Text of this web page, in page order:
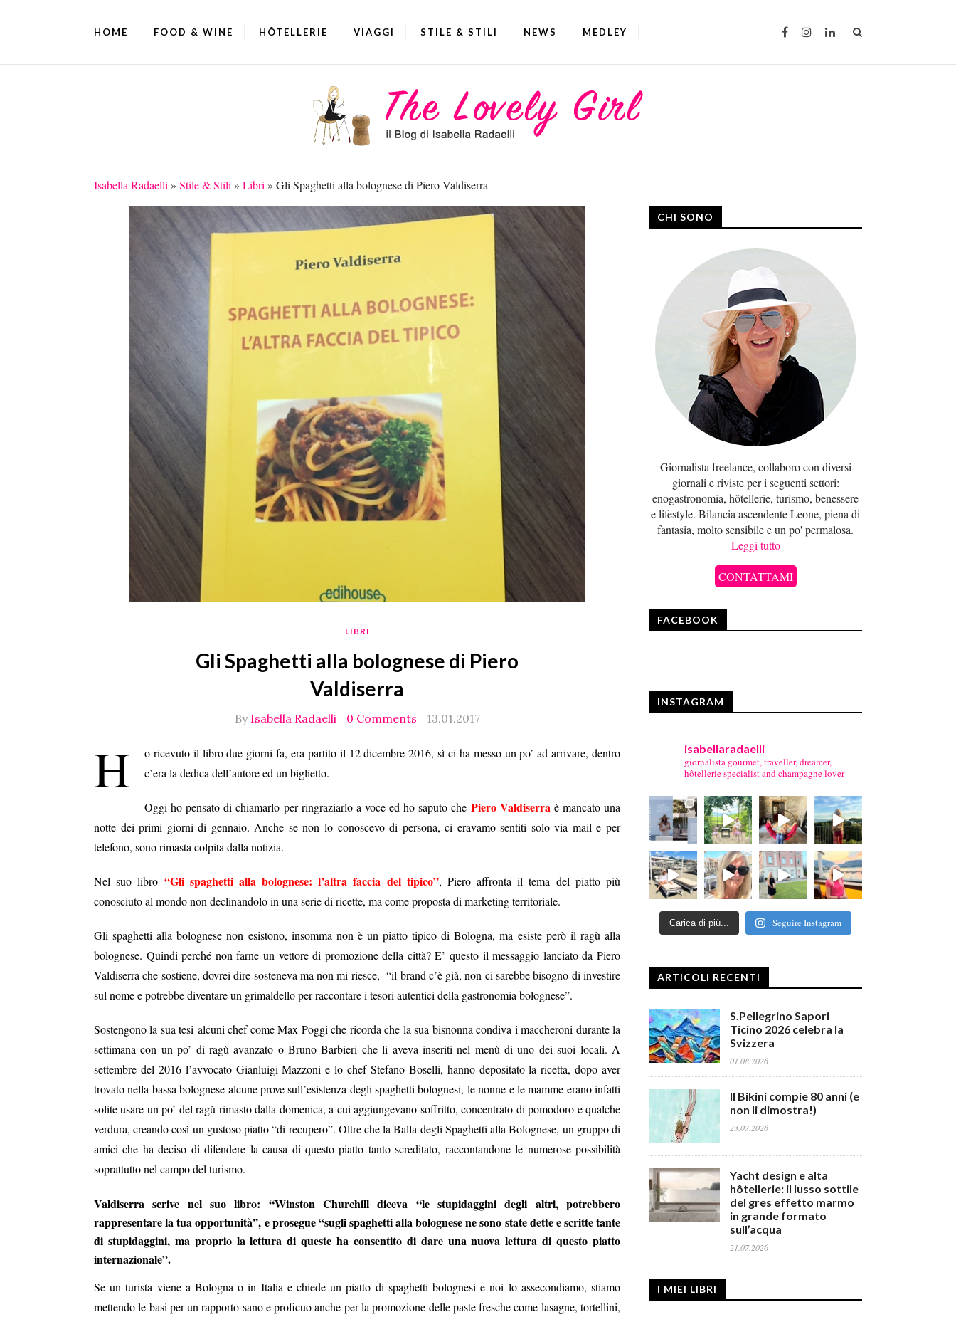
HOME FOOD & WINE HÔTELLERIE VIAGGI STILE & STILI NEWS MEDLEY
Isabella Radaelli » Stile & Stili » Libri » Gli Spaghetti alla bolognese di Piero Valdiserra
LIBRI
Gli Spaghetti alla bolognese di Piero
Valdiserra
By Isabella Radaelli 0 Comments 13.01.2017
H
o ricevuto il libro due giorni fa, era partito il 12 dicembre 2016, sì ci ha messo un po’ ad arrivare, dentro
c’era la dedica dell’autore ed un biglietto.
Oggi ho pensato di chiamarlo per ringraziarlo a voce ed ho saputo che Piero Valdiserra è mancato una
notte dei primi giorni di gennaio. Anche se non lo conoscevo di persona, ci eravamo sentiti solo via mail e per
telefono, sono rimasta colpita dalla notizia.
Nel suo libro “Gli spaghetti alla bolognese: l’altra faccia del tipico”, Piero affronta il tema del piatto più
conosciuto al mondo non declinandolo in una serie di ricette, ma come proposta di marketing territoriale.
Gli spaghetti alla bolognese non esistono, insomma non è un piatto tipico di Bologna, ma esiste però il ragù alla
bolognese. Quindi perché non farne un vettore di promozione della città? E’ questo il messaggio lanciato da Piero
Valdiserra che sostiene, dovrei dire sosteneva ma non mi riesce, “il brand c’è già, non ci sarebbe bisogno di investire
sul nome e potrebbe diventare un grimaldello per raccontare i tesori autentici della gastronomia bolognese”.
Sostengono la sua tesi alcuni chef come Max Poggi che ricorda che la sua bisnonna condiva i maccheroni durante la
settimana con un po’ di ragù avanzato o Bruno Barbieri che li aveva inseriti nel menù di uno dei suoi locali. A
settembre del 2016 l’avvocato Gianluigi Mazzoni e lo chef Stefano Boselli, hanno depositato la ricetta, dopo aver
trovato nella bassa bolognese alcune prove sull’esistenza degli spaghetti bolognesi, le nonne e le mamme erano infatti
solite usare un po’ del ragù rimasto dalla domenica, a cui aggiungevano soffritto, concentrato di pomodoro e qualche
verdura, creando così un gustoso piatto “di recupero”. Oltre che la Balla degli Spaghetti alla Bolognese, un gruppo di
amici che ha deciso di difendere la causa di questo piatto tanto screditato, raccontandone le numerose possibilità
soprattutto nel campo del turismo.
Valdiserrascrive nel suo libro: “Winston Churchill diceva “le stupidaggini degli altri, potrebbero
rappresentare la tua opportunità”, e prosegue “sugli spaghetti alla bolognese ne sono state dette e scritte tante
di stupidaggini, ma proprio la lettura di queste ha consentito di dare una nuova lettura di questo piatto
internazionale”.
Se un turista viene a Bologna o in Italia e chiede un piatto di spaghetti bolognesi e noi lo assecondiamo, stiamo
mettendo le basi per un rapporto sano e proficuo anche per la promozione delle paste fresche come lasagne, tortellini,
CHI SONO
Giornalista freelance, collaboro con diversi
giornali e riviste per i seguenti settori:
enogastronomia, hôtellerie, turismo, benessere
e lifestyle. Bilancia ascendente Leone, piena di
fantasia, molto sensibile e un po' permalosa.
Leggi tutto
CONTATTAMI
FACEBOOK
INSTAGRAM
isabellaradaelli
giornalista gourmet, traveller, dreamer,
hôtellerie specialist and champagne lover
Carica di più... Seguire Instagram
ARTICOLI RECENTI
S.Pellegrino Sapori
Ticino 2026 celebra la
Svizzera
01.08.2026
Il Bikini compie 80 anni (e
non li dimostra!)
23.07.2026
Yacht design e alta
hôtellerie: il lusso sottile
del gres effetto marmo
in grande formato
sull’acqua
21.07.2026
I MIEI LIBRI